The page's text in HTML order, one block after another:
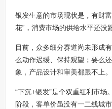
银发生意的市场现状是，有财
花”，消费市场的供给水平还没
目前，众多细分赛道尚未形成
么动作迟缓、保持观望；要么
象，产品设计和审美都跟不上。
“下沉+银发”是个双重红利市场
阶段，客单价虽没有一二线城